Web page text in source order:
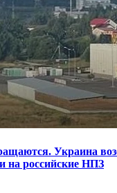
Украина
на российские НПЗ